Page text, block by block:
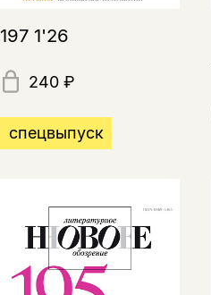
197 1'26
спецвыпуск
240 ₽